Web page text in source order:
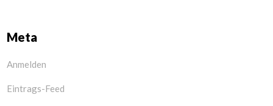
Meta
Anmelden
Eintrags-Feed